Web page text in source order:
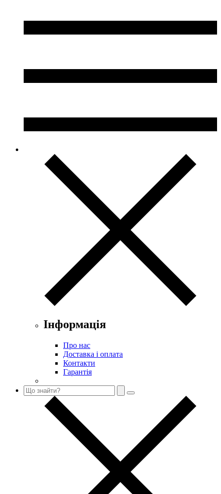
Інформація
Про нас
Доставка і оплата
Контакти
Гарантія